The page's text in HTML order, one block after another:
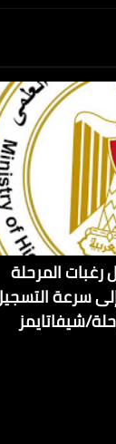
رغبات المرحلة
إلى سرعة
شيفاتايمز